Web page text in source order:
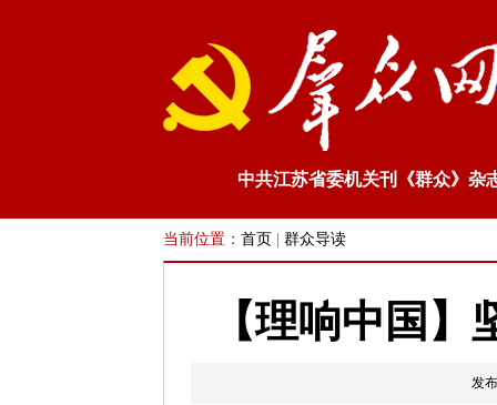
中共江苏省委机关刊《群众》杂
当前位置： 首页 群众导读
【理响中国
发